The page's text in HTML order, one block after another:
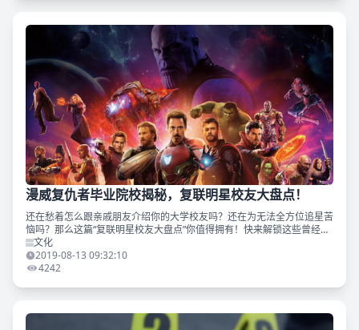
漫威复仇者毕业院校揭秘，复联明星校友大盘点！
还在愁着怎么跟亲戚朋友介绍你的大学校友吗？还在为无法全方位追星苦
恼吗？那么这篇“复联明星校友大盘点”你值得拥有！快来解锁这些曾经就
读于知名大学的“英雄校友”吧！ 9102年了，越来越多小伙伴选择出国念
书，而美帝和
文化
2019-08-13 09:32:10
4242